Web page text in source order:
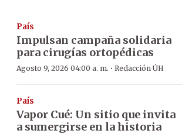
País
Impulsan campaña solidaria
para cirugías ortopédicas
Agosto 9, 2026 04:00 a. m. · Redacción ÚH
País
Vapor Cué: Un sitio que invita
a sumergirse en la historia